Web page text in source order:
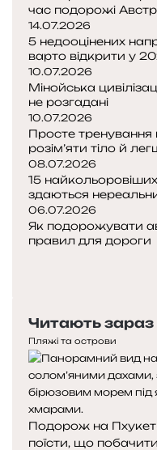
час подорожі
14.07.2026
5 недооцінених
варто відкрити у
10.07.2026
Мінойська
не розгадані
10.07.2026
Просте тренування
розім’яти тіло й
08.07.2026
15
здаються
06.07.2026
Як подорожувати
правил для дороги
Читають зараз
Пляжі та острови
Подорож на Пхукет:
поїсти, що